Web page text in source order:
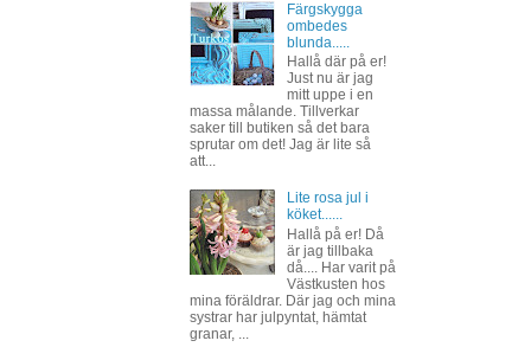
Färgskygga
ombedes
blunda.....
Hallå där på er!
Just nu är jag
mitt uppe i en
massa målande. Tillverkar
saker till butiken så det bara
sprutar om det! Jag är lite så
att...
Lite rosa jul i
köket......
Hallå på er! Då
är jag tillbaka
då.... Har varit på
Västkusten hos
mina föräldrar. Där jag och mina
systrar har julpyntat, hämtat
granar, ...